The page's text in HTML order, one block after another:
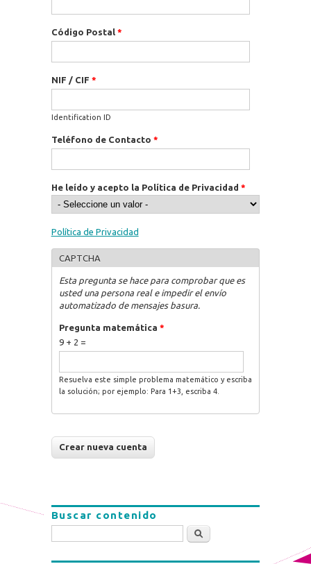
Código Postal *
NIF / CIF *
Identification ID
Teléfono de Contacto *
He leído y acepto la Política de Privacidad *
Política de Privacidad
CAPTCHA
Esta pregunta se hace para comprobar que es
usted una persona real e impedir el envío
automatizado de mensajes basura.
Pregunta matemática *
9 + 2 =
Resuelva este simple problema matemático y escriba
la solución; por ejemplo: Para 1+3, escriba 4.
Buscar contenido
Buscar